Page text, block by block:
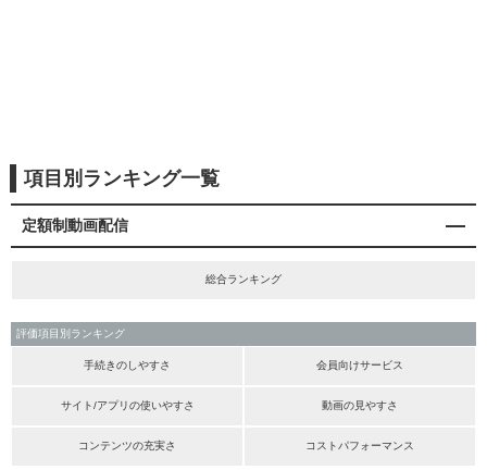
項目別ランキング一覧
定額制動画配信
総合ランキング
評価項目別ランキング
手続きのしやすさ 会員向けサービス
サイト/アプリの使いやすさ 動画の見やすさ
コンテンツの充実さ コストパフォーマンス